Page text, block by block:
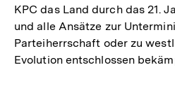
KPC das Land durch das 21.
und alle Ansätze zur
Parteiherrschaft oder zu
Evolution entschlossen